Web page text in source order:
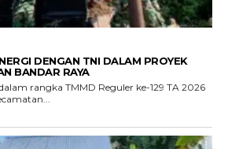
DENGAN TNI DALAM PROYEK
BANDAR RAYA
rangka TMMD Reguler ke-129 TA 2026